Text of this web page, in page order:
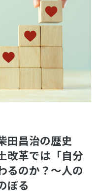
田昌治の歴史
改革では「自分
るのか？～人の
ぼる